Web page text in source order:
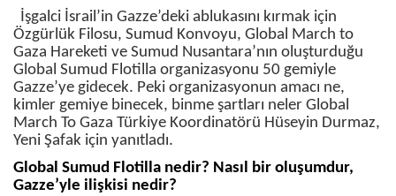
İşgalci İsrail’in Gazze’deki ablukasını kırmak için
Özgürlük Filosu, Sumud Konvoyu, Global March to
Gaza Hareketi ve Sumud Nusantara’nın oluşturduğu
Global Sumud Flotilla organizasyonu 50 gemiyle
Gazze’ye gidecek. Peki organizasyonun amacı ne,
kimler gemiye binecek, binme şartları neler Global
March To Gaza Türkiye Koordinatörü Hüseyin Durmaz,
Yeni Şafak için yanıtladı.
Global Sumud Flotilla nedir? Nasıl bir oluşumdur,
Gazze’yle ilişkisi nedir?